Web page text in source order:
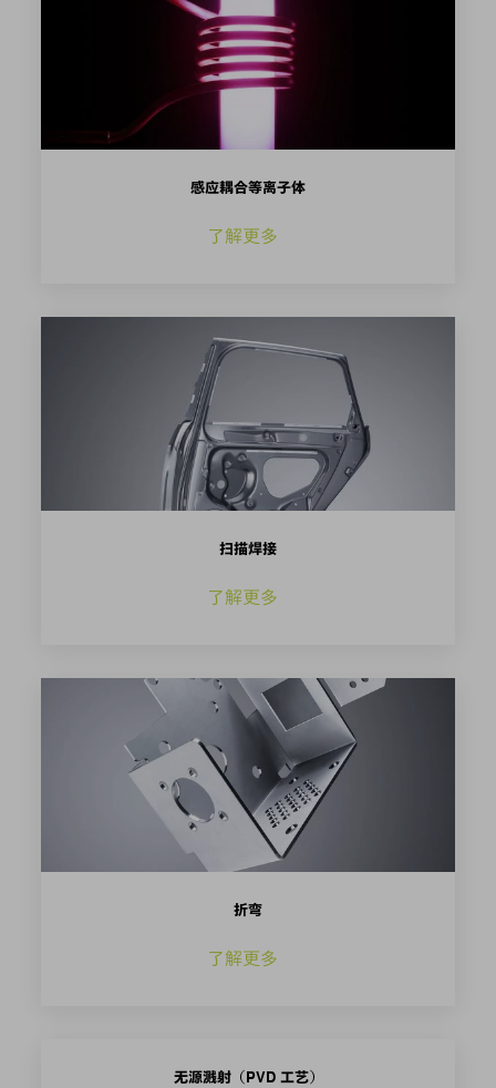
感应耦合等离子体
了解更多
扫描焊接
了解更多
折弯
了解更多
无源溅射（PVD 工艺）